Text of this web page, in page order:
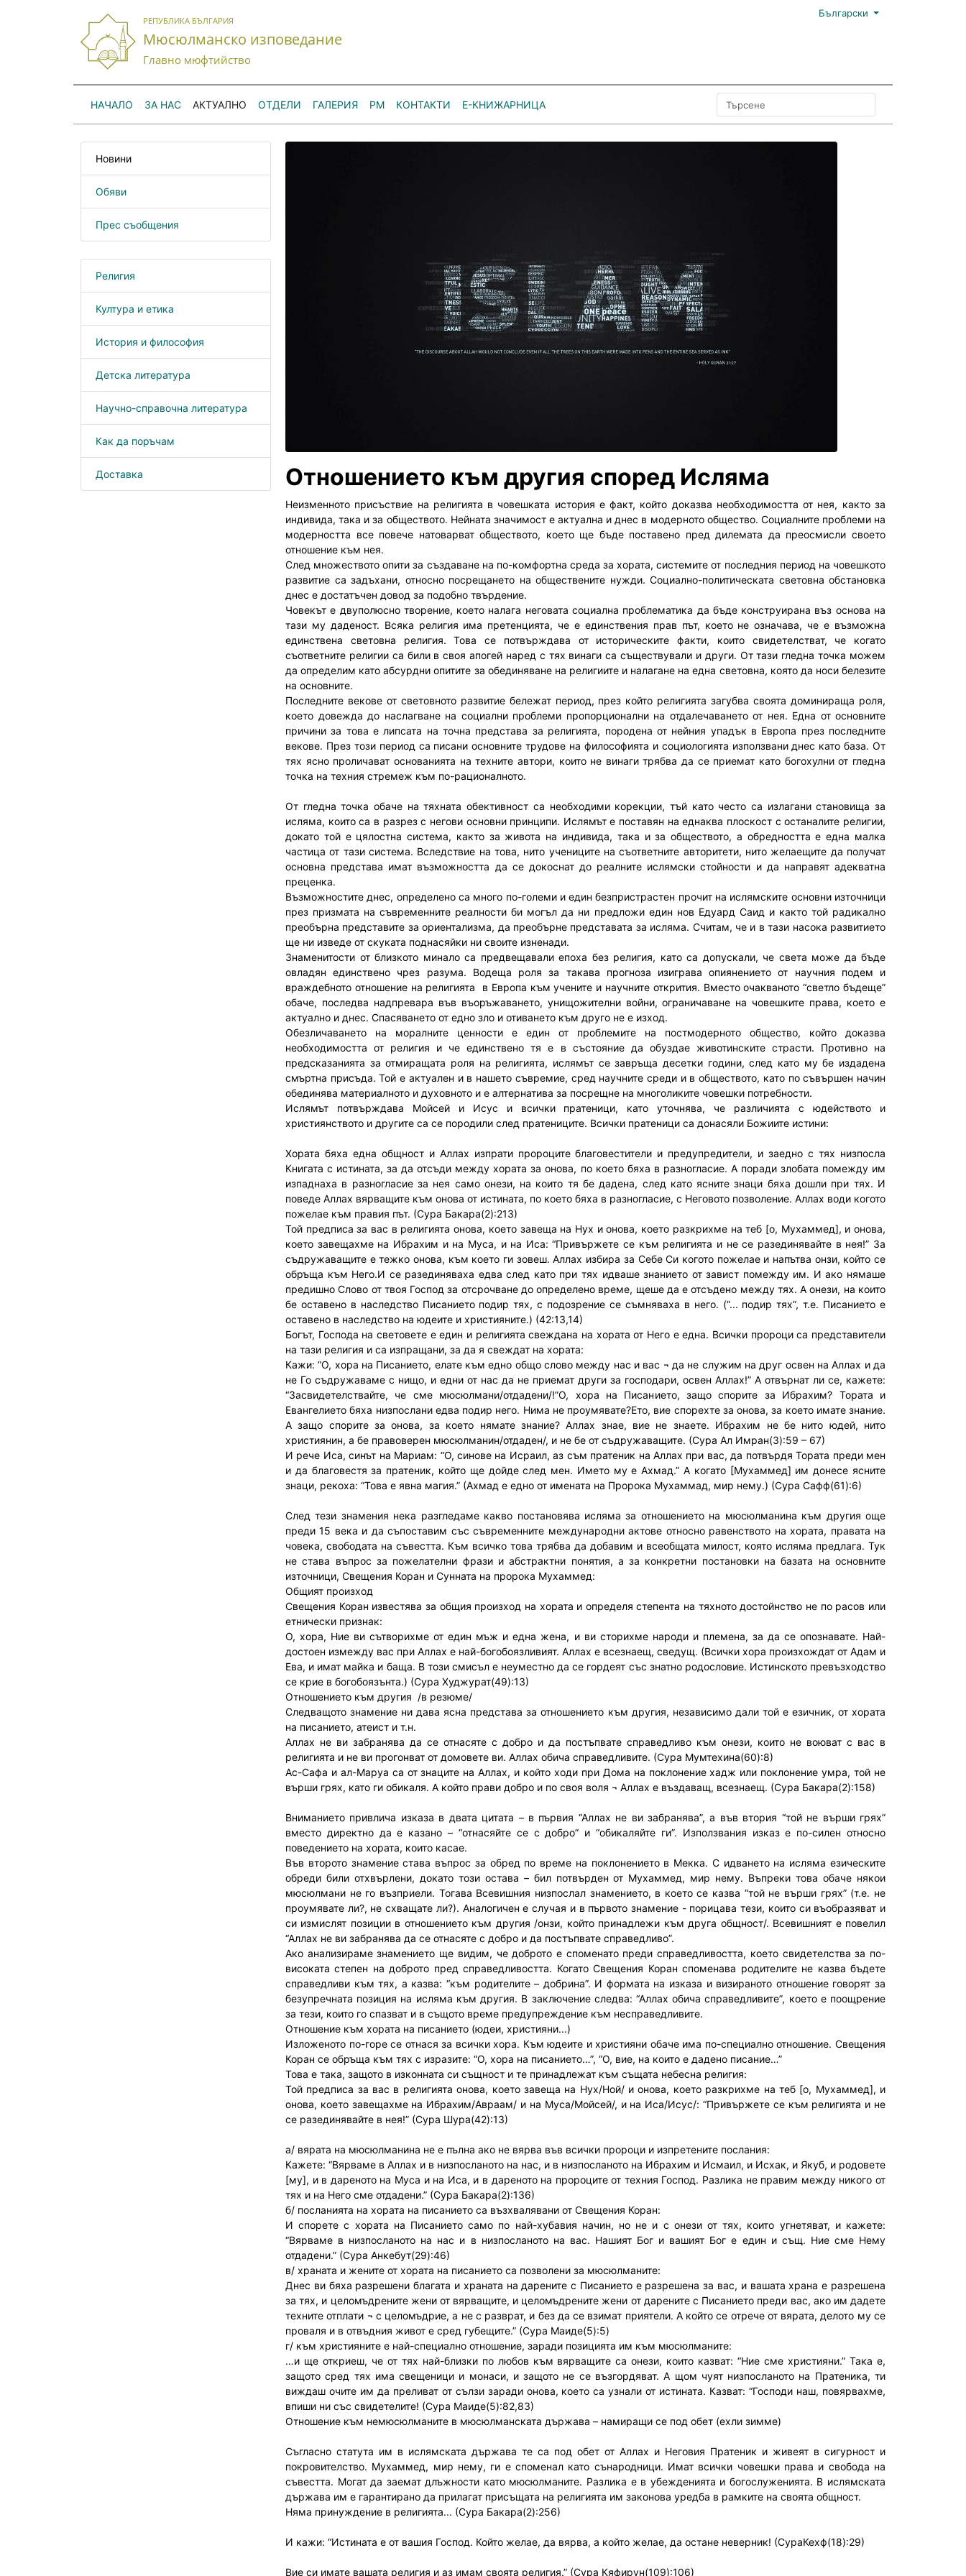
РЕПУБЛИКА БЪЛГАРИЯ
Мюсюлманско изповедание
Главно мюфтийство
Български
НАЧАЛО ЗА НАС АКТУАЛНО ОТДЕЛИ ГАЛЕРИЯ РМ КОНТАКТИ Е-КНИЖАРНИЦА
Новини
Обяви
Прес съобщения
Религия
Култура и етика
История и философия
Детска литература
Научно-справочна литература
Как да поръчам
Доставка Отношението към другия според Исляма
Неизменното присъствие на религията в човешката история е факт, който доказва необходимостта от нея, както за
индивида, така и за обществото. Нейната значимост е актуална и днес в модерното общество. Социалните проблеми на
модерността все повече натоварват обществото, което ще бъде поставено пред дилемата да преосмисли своето
отношение към нея.
След множеството опити за създаване на по-комфортна среда за хората, системите от последния период на човешкото
развитие са задъхани, относно посрещането на обществените нужди. Социално-политическата световна обстановка
днес е достатъчен довод за подобно твърдение.
Човекът е двуполюсно творение, което налага неговата социална проблематика да бъде конструирана въз основа на
тази му даденост. Всяка религия има претенцията, че е единствения прав път, което не означава, че е възможна
единствена световна религия. Това се потвърждава от историческите факти, които свидетелстват, че когато
съответните религии са били в своя апогей наред с тях винаги са съществували и други. От тази гледна точка можем
да определим като абсурдни опитите за обединяване на религиите и налагане на една световна, която да носи белезите
на основните.
Последните векове от световното развитие бележат период, през който религията загубва своята доминираща роля,
което довежда до наслагване на социални проблеми пропорционални на отдалечаването от нея. Една от основните
причини за това е липсата на точна представа за религията, породена от нейния упадък в Европа през последните
векове. През този период са писани основните трудове на философията и социологията използвани днес като база. От
тях ясно проличават основанията на техните автори, които не винаги трябва да се приемат като богохулни от гледна
точка на техния стремеж към по-рационалното.
От гледна точка обаче на тяхната обективност са необходими корекции, тъй като често са излагани становища за
исляма, които са в разрез с негови основни принципи. Ислямът е поставян на еднаква плоскост с останалите религии,
докато той е цялостна система, както за живота на индивида, така и за обществото, а обредността е една малка
частица от тази система. Вследствие на това, нито учениците на съответните авторитети, нито желаещите да получат
основна представа имат възможността да се докоснат до реалните ислямски стойности и да направят адекватна
преценка.
Възможностите днес, определено са много по-големи и един безпристрастен прочит на ислямските основни източници
през призмата на съвременните реалности би могъл да ни предложи един нов Едуард Саид и както той радикално
преобърна представите за ориентализма, да преобърне представата за исляма. Считам, че и в тази насока развитието
ще ни изведе от скуката поднасяйки ни своите изненади.
Знаменитости от близкото минало са предвещавали епоха без религия, като са допускали, че света може да бъде
овладян единствено чрез разума. Водеща роля за такава прогноза изиграва опиянението от научния подем и
враждебното отношение на религията в Европа към учените и научните открития. Вместо очакваното “светло бъдеще”
обаче, последва надпревара във въоръжаването, унищожителни войни, ограничаване на човешките права, което е
актуално и днес. Спасяването от едно зло и отиването към друго не е изход.
Обезличаването на моралните ценности е един от проблемите на постмодерното общество, който доказва
необходимостта от религия и че единствено тя е в състояние да обуздае животинските страсти. Противно на
предсказанията за отмиращата роля на религията, ислямът се завръща десетки години, след като му бе издадена
смъртна присъда. Той е актуален и в нашето съвремие, сред научните среди и в обществото, като по съвършен начин
обединява материалното и духовното и е алтернатива за посрещне на многоликите човешки потребности.
Ислямът потвърждава Мойсей и Исус и всички пратеници, като уточнява, че различията с юдейството и
християнството и другите са се породили след пратениците. Всички пратеници са донасяли Божиите истини:
Хората бяха една общност и Аллах изпрати пророците благовестители и предупредители, и заедно с тях низпосла
Книгата с истината, за да отсъди между хората за онова, по което бяха в разногласие. А поради злобата помежду им
изпаднаха в разногласие за нея само онези, на които тя бе дадена, след като ясните знаци бяха дошли при тях. И
поведе Аллах вярващите към онова от истината, по което бяха в разногласие, с Неговото позволение. Аллах води когото
пожелае към правия път. (Сура Бакара(2):213)
Той предписа за вас в религията онова, което завеща на Нух и онова, което разкрихме на теб [о, Мухаммед], и онова,
което завещахме на Ибрахим и на Муса, и на Иса: “Привържете се към религията и не се разединявайте в нея!” За
съдружаващите е тежко онова, към което ги зовеш. Аллах избира за Себе Си когото пожелае и напътва онзи, който се
обръща към Него.И се разединяваха едва след като при тях идваше знанието от завист помежду им. И ако нямаше
предишно Слово от твоя Господ за отсрочване до определено време, щеше да е отсъдено между тях. А онези, на които
бе оставено в наследство Писанието подир тях, с подозрение се съмняваха в него. (“... подир тях”, т.е. Писанието е
оставено в наследство на юдеите и християните.) (42:13,14)
Богът, Господа на световете е един и религията свеждана на хората от Него е една. Всички пророци са представители
на тази религия и са изпращани, за да я свеждат на хората:
Кажи: “О, хора на Писанието, елате към едно общо слово между нас и вас ¬ да не служим на друг освен на Аллах и да
не Го съдружаваме с нищо, и едни от нас да не приемат други за господари, освен Аллах!” А отвърнат ли се, кажете:
“Засвидетелствайте, че сме мюсюлмани/отдадени/!”О, хора на Писанието, защо спорите за Ибрахим? Тората и
Евангелието бяха низпослани едва подир него. Нима не проумявате?Ето, вие спорехте за онова, за което имате знание.
А защо спорите за онова, за което нямате знание? Аллах знае, вие не знаете. Ибрахим не бе нито юдей, нито
християнин, а бе правоверен мюсюлманин/отдаден/, и не бе от съдружаващите. (Сура Ал Имран(3):59 – 67)
И рече Иса, синът на Мариам: “О, синове на Исраил, аз съм пратеник на Аллах при вас, да потвърдя Тората преди мен
и да благовестя за пратеник, който ще дойде след мен. Името му е Ахмад.” А когато [Мухаммед] им донесе ясните
знаци, рекоха: “Това е явна магия.” (Ахмад е едно от имената на Пророка Мухаммад, мир нему.) (Сура Сафф(61):6)
След тези знамения нека разгледаме какво постановява исляма за отношението на мюсюлманина към другия още
преди 15 века и да съпоставим със съвременните международни актове относно равенството на хората, правата на
човека, свободата на съвестта. Към всичко това трябва да добавим и всеобщата милост, която исляма предлага. Тук
не става въпрос за пожелателни фрази и абстрактни понятия, а за конкретни постановки на базата на основните
източници, Свещения Коран и Сунната на пророка Мухаммед:
Общият произход
Свещения Коран известява за общия произход на хората и определя степента на тяхното достойнство не по расов или
етнически признак:
О, хора, Ние ви сътворихме от един мъж и една жена, и ви сторихме народи и племена, за да се опознавате. Най-
достоен измежду вас при Аллах е най-богобоязливият. Аллах е всезнаещ, сведущ. (Всички хора произхождат от Адам и
Ева, и имат майка и баща. В този смисъл е неуместно да се гордеят със знатно родословие. Истинското превъзходство
се крие в богобоязънта.) (Сура Худжурат(49):13)
Отношението към другия /в резюме/
Следващото знамение ни дава ясна представа за отношението към другия, независимо дали той е езичник, от хората
на писанието, атеист и т.н.
Аллах не ви забранява да се отнасяте с добро и да постъпвате справедливо към онези, които не воюват с вас в
религията и не ви прогонват от домовете ви. Аллах обича справедливите. (Сура Мумтехина(60):8)
Ас-Сафа и ал-Маруа са от знаците на Аллах, и който ходи при Дома на поклонение хадж или поклонение умра, той не
върши грях, като ги обикаля. А който прави добро и по своя воля ¬ Аллах е въздаващ, всезнаещ. (Сура Бакара(2):158)
Вниманието привлича изказа в двата цитата – в първия “Аллах не ви забранява”, а във втория “той не върши грях”
вместо директно да е казано – “отнасяйте се с добро” и “обикаляйте ги”. Използвания изказ е по-силен относно
поведението на хората, които касае.
Във второто знамение става въпрос за обред по време на поклонението в Мекка. С идването на исляма езическите
обреди били отхвърлени, докато този остава – бил потвърден от Мухаммед, мир нему. Въпреки това обаче някои
мюсюлмани не го възприели. Тогава Всевишния низпослал знамението, в което се казва “той не върши грях” (т.е. не
проумявате ли?, не схващате ли?). Аналогичен е случая и в първото знамение - порицава тези, които си въобразяват и
си измислят позиции в отношението към другия /онзи, който принадлежи към друга общност/. Всевишният е повелил
“Аллах не ви забранява да се отнасяте с добро и да постъпвате справедливо”.
Ако анализираме знамението ще видим, че доброто е споменато преди справедливостта, което свидетелства за по-
високата степен на доброто пред справедливостта. Когато Свещения Коран споменава родителите не казва бъдете
справедливи към тях, а казва: “към родителите – добрина”. И формата на изказа и визираното отношение говорят за
безупречната позиция на исляма към другия. В заключение следва: “Аллах обича справедливите”, което е поощрение
за тези, които го спазват и в същото време предупреждение към несправедливите.
Отношение към хората на писанието (юдеи, християни...)
Изложеното по-горе се отнася за всички хора. Към юдеите и християни обаче има по-специално отношение. Свещения
Коран се обръща към тях с изразите: “О, хора на писанието…”, “О, вие, на които е дадено писание…”
Това е така, защото в изконната си същност и те принадлежат към същата небесна религия:
Той предписа за вас в религията онова, което завеща на Нух/Ной/ и онова, което разкрихме на теб [о, Мухаммед], и
онова, което завещахме на Ибрахим/Авраам/ и на Муса/Мойсей/, и на Иса/Исус/: “Привържете се към религията и не
се разединявайте в нея!” (Сура Шура(42):13)
а/ вярата на мюсюлманина не е пълна ако не вярва във всички пророци и изпретените послания:
Кажете: “Вярваме в Аллах и в низпосланото на нас, и в низпосланото на Ибрахим и Исмаил, и Исхак, и Якуб, и родовете
[му], и в дареното на Муса и на Иса, и в дареното на пророците от техния Господ. Разлика не правим между никого от
тях и на Него сме отдадени.” (Сура Бакара(2):136)
б/ посланията на хората на писанието са възхвалявани от Свещения Коран:
И спорете с хората на Писанието само по най-хубавия начин, но не и с онези от тях, които угнетяват, и кажете:
“Вярваме в низпосланото на нас и в низпосланото на вас. Нашият Бог и вашият Бог е един и същ. Ние сме Нему
отдадени.” (Сура Анкебут(29):46)
в/ храната и жените от хората на писанието са позволени за мюсюлманите:
Днес ви бяха разрешени благата и храната на дарените с Писанието е разрешена за вас, и вашата храна е разрешена
за тях, и целомъдрените жени от вярващите, и целомъдрените жени от дарените с Писанието преди вас, ако им дадете
техните отплати ¬ с целомъдрие, а не с разврат, и без да се взимат приятели. А който се отрече от вярата, делото му се
проваля и в отвъдния живот е сред губещите.” (Сура Маиде(5):5)
г/ към християните е най-специално отношение, заради позицията им към мюсюлманите:
…и ще откриеш, че от тях най-близки по любов към вярващите са онези, които казват: “Ние сме християни.” Така е,
защото сред тях има свещеници и монаси, и защото не се възгордяват. А щом чуят низпосланото на Пратеника, ти
виждаш очите им да преливат от сълзи заради онова, което са узнали от истината. Казват: “Господи наш, повярвахме,
впиши ни със свидетелите! (Сура Маиде(5):82,83)
Отношение към немюсюлманите в мюсюлманската държава – намиращи се под обет (ехли зимме)
Съгласно статута им в ислямската държава те са под обет от Аллах и Неговия Пратеник и живеят в сигурност и
покровителство. Мухаммед, мир нему, ги е споменал като сънародници. Имат всички човешки права и свобода на
съвестта. Могат да заемат длъжности като мюсюлманите. Разлика е в убежденията и богослуженията. В ислямската
държава им е гарантирано да прилагат присъщата на религията им законова уредба в рамките на своята общност.
Няма принуждение в религията... (Сура Бакара(2):256)
И кажи: “Истината е от вашия Господ. Който желае, да вярва, а който желае, да остане неверник! (СураКехф(18):29)
Вие си имате вашата религия и аз имам своята религия.” (Сура Кяфирун(109):106)